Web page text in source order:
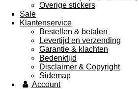
Overige stickers
Sale
Klantenservice
Bestellen & betalen
Levertijd en verzending
Garantie & klachten
Bedenktijd
Disclaimer & Copyright
Sidemap
Account